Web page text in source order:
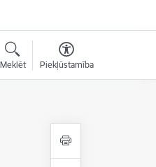
Meklēt Piekļūstamība